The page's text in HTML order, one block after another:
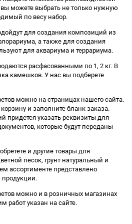
вы можете выбрать не только нужную
по весу набор.
для создания композиций из
а также для создания
для аквариума и террариума.
расфасованными по 1, 2 кг. В
камешков. У нас вы подберете
можно на страницах нашего сайта.
и заполните бланк заказа.
придется указать реквизиты для
которые будут переданы
и другие товары для
песок, грунт натуральный и
ассортименте представлено
можно и в розничных магазинах
работ указан на сайте.